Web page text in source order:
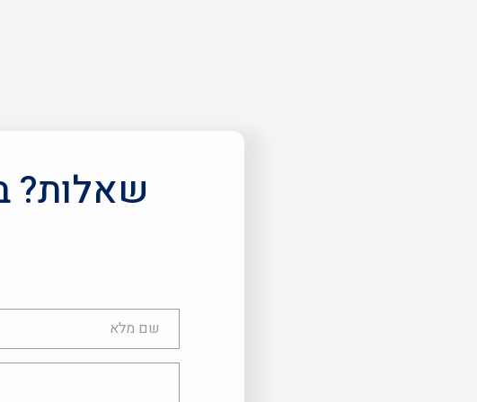
שאלות?
שם
מלא
טלפון